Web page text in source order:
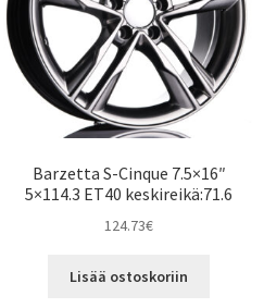
Barzetta S-Cinque 7.5×16″
5×114.3 ET40 keskireikä:71.6
124.73€
Lisää ostoskoriin